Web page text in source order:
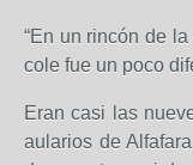
“En un rincón de
cole fue un poco
Eran casi las
aularios de